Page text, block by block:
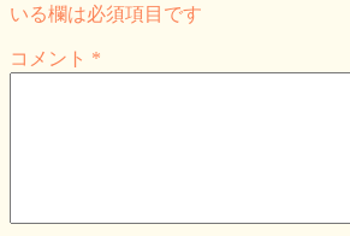
いる欄は必須項目です
コメント *